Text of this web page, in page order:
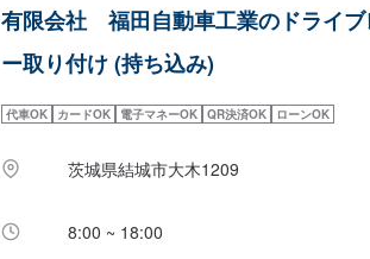
納車となります。(要相談)納期は前後する場合が
了承ください。-----代車について-----無料の代車
す。お車の作業中は代車をご利用ください。※代
庫の際はお気をつけてお越しください。駐車スペ
で予約しました」とお伝えください。ご案内いた
有限会社 福田自動車工業のドライブ
ー取り付け (持ち込み)
代車OK カードOK 電子マネーOK QR決済OK ローンOK
茨城県結城市大木1209
8:00 ~ 18:00